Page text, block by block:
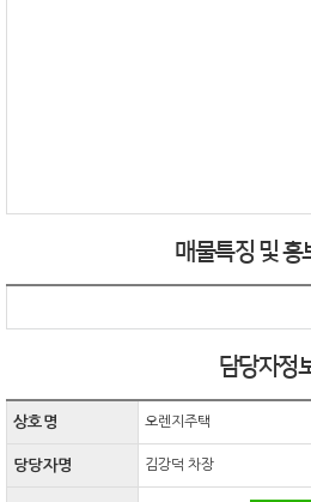
매물특징 및 홍
담당자정
상호명 오렌지주택
당당자명 김강덕 차장